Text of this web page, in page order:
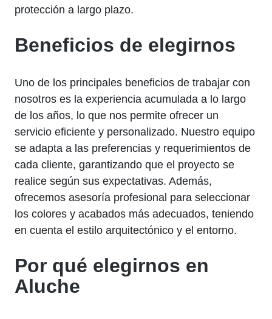
protección a largo plazo.
Beneficios de elegirnos
Uno de los principales beneficios de trabajar con
nosotros es la experiencia acumulada a lo largo
de los años, lo que nos permite ofrecer un
servicio eficiente y personalizado. Nuestro equipo
se adapta a las preferencias y requerimientos de
cada cliente, garantizando que el proyecto se
realice según sus expectativas. Además,
ofrecemos asesoría profesional para seleccionar
los colores y acabados más adecuados, teniendo
en cuenta el estilo arquitectónico y el entorno.
Por qué elegirnos en
Aluche